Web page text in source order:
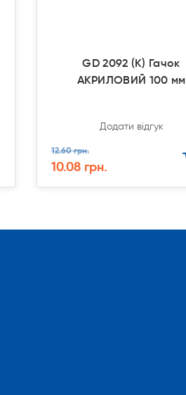
GD 2092 (K) Гачок
АКРИЛОВИЙ 100 мм
Додати відгук
12.60 грн.
10.08 грн.